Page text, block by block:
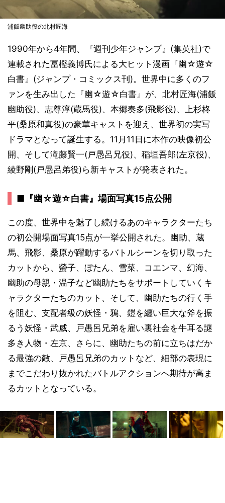
浦飯幽助役の北村匠海
1990年から4年間、『週刊少年ジャンプ』(集英社)で
連載された冨樫義博氏による大ヒット漫画『幽☆遊☆
白書』(ジャンプ・コミックス刊)。世界中に多くのフ
ァンを生み出した『幽☆遊☆白書』が、北村匠海(浦飯
幽助役)、志尊淳(蔵馬役)、本郷奏多(飛影役)、上杉柊
平(桑原和真役)の豪華キャストを迎え、世界初の実写
ドラマとなって誕生する。11月11日に本作の映像初公
開、そして滝藤賢一(戸愚呂兄役)、稲垣吾郎(左京役)、
綾野剛(戸愚呂弟役)ら新キャストが発表された。
■『幽☆遊☆白書』場面写真15点公開
この度、世界中を魅了し続けるあのキャラクターたち
の初公開場面写真15点が一挙公開された。幽助、蔵
馬、飛影、桑原が躍動するバトルシーンを切り取った
カットから、螢子、ぼたん、雪菜、コエンマ、幻海、
幽助の母親・温子など幽助たちをサポートしていくキ
ャラクターたちのカット、そして、幽助たちの行く手
を阻む、支配者級の妖怪・鴉、鎧を纏い巨大な斧を振
るう妖怪・武威、戸愚呂兄弟を雇い裏社会を牛耳る謎
多き人物・左京、さらに、幽助たちの前に立ちはだか
る最強の敵、戸愚呂兄弟のカットなど、細部の表現に
までこだわり抜かれたバトルアクションへ期待が高ま
るカットとなっている。